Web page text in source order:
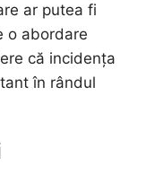
ar putea fi
o abordare
că incidența
în rândul